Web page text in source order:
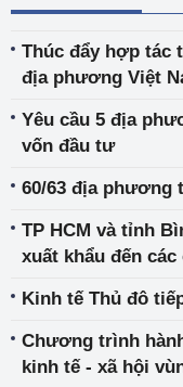
Thúc đẩy hợp tác
địa phương Việt
Yêu cầu 5 địa
vốn đầu tư
60/63 địa phương
TP HCM và tỉnh
xuất khẩu đến
Kinh tế Thủ đô
Chương trình
kinh tế - xã hội